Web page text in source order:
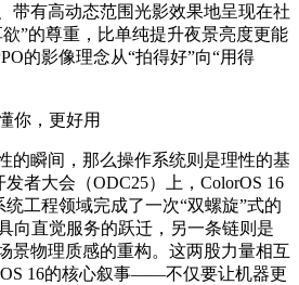
带有高动态范围光影效果地呈现在社
”的尊重，比单纯提升夜景亮度更能
的影像理念从“拍得好”向“用得
你，更好用
的瞬间，那么操作系统则是理性的基
发者大会（ODC25）上，ColorOS 16
统工程领域完成了一次“双螺旋”式的
向直觉服务的跃迁，另一条链则是
景物理质感的重构。这两股力量相互
16的核心叙事——不仅要让机器更